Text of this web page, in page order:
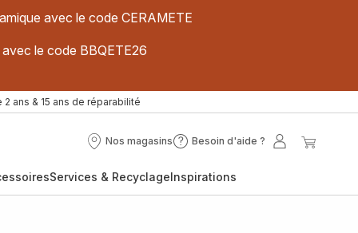
avec le code CERAMETE
le code BBQETE26
2 ans & 15 ans de réparabilité
Nos magasins
Nos
Besoin d'aide ?
Besoin
?
Mon
Services & RecyclageInspirations